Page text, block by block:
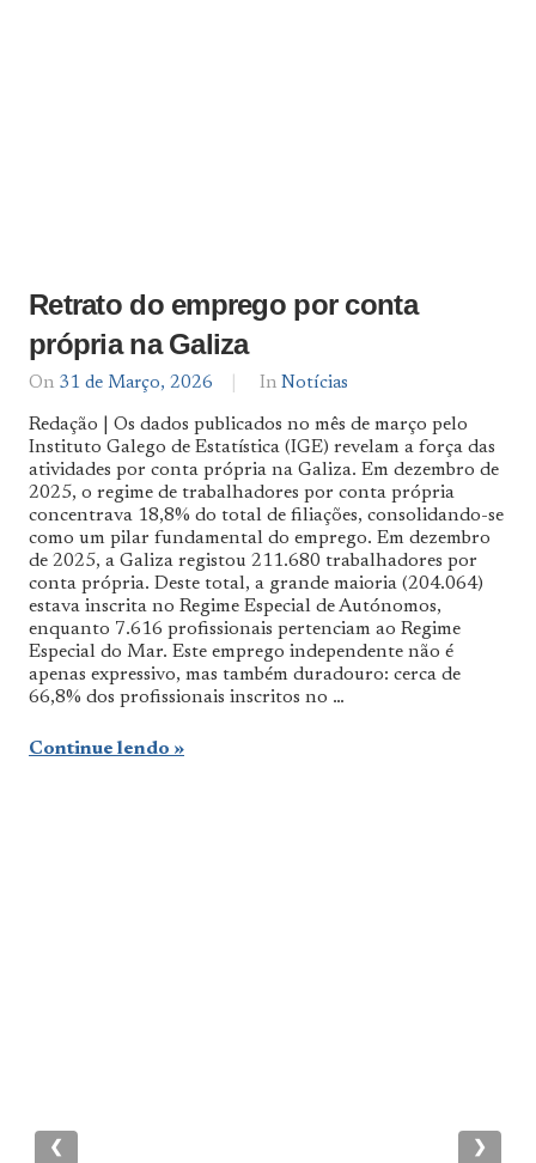
Retrato do emprego por conta
própria na Galiza
On 31 de Março, 2026
By
De
Norte
a
Sul
In Notícias
Redação | Os dados publicados no mês de março pelo
Instituto Galego de Estatística (IGE) revelam a força das
atividades por conta própria na Galiza. Em dezembro de
2025, o regime de trabalhadores por conta própria
concentrava 18,8% do total de filiações, consolidando-se
como um pilar fundamental do emprego. Em dezembro
de 2025, a Galiza registou 211.680 trabalhadores por
conta própria. Deste total, a grande maioria (204.064)
estava inscrita no Regime Especial de Autónomos,
enquanto 7.616 profissionais pertenciam ao Regime
Especial do Mar. Este emprego independente não é
apenas expressivo, mas também duradouro: cerca de
66,8% dos profissionais inscritos no …
Continue lendo
❮ ❯